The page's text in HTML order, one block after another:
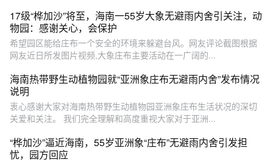
17级“桦加沙”将至，海南一55岁大象无避雨内舍引关注，动
物园：感谢关心，会保护
希望园区能给庄布一个安全的环境来躲避台风。网友评论截图根据
网友近日所发图片视频,大象庄布主要活动在一广阔的...
海南热带野生动植物园就“亚洲象庄布无避雨内舍”发布情况
说明
衷心感谢大家对海南热带野生动植物园亚洲象庄布生活状况的深切
关爱和关注。 我们完全理解和高度重视大家对于亚洲...
“桦加沙”逼近海南，55岁亚洲象“庄布”无避雨内舍引发担
忧，园方回应